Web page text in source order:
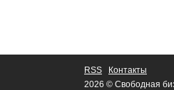
RSS
Контакты
2026 © Свободная